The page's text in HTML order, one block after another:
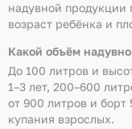
надувной продукции
возраст ребёнка и
Какой объём
До 100 литров и
1–3 лет, 200–600
от 900 литров и борт
купания взрослых.